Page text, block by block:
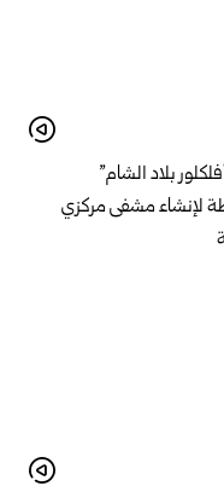
بلاد الشام”